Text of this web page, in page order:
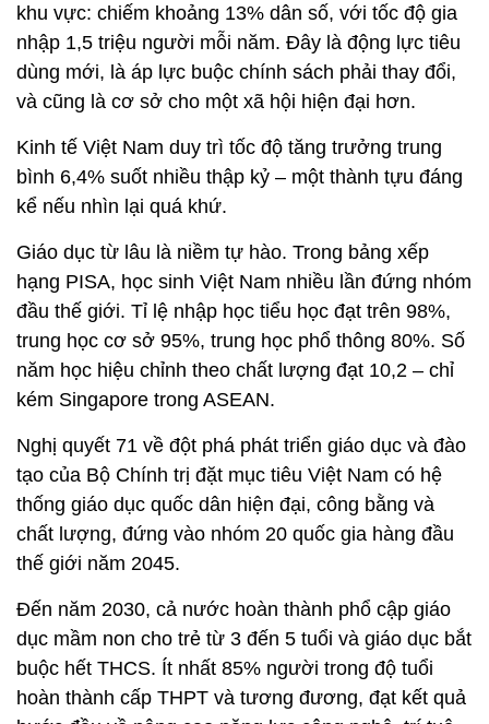
khu vực: chiếm khoảng 13% dân số, với tốc độ gia
nhập 1,5 triệu người mỗi năm. Đây là động lực tiêu
dùng mới, là áp lực buộc chính sách phải thay đổi,
và cũng là cơ sở cho một xã hội hiện đại hơn.
Kinh tế Việt Nam duy trì tốc độ tăng trưởng trung
bình 6,4% suốt nhiều thập kỷ – một thành tựu đáng
kể nếu nhìn lại quá khứ.
Giáo dục từ lâu là niềm tự hào. Trong bảng xếp
hạng PISA, học sinh Việt Nam nhiều lần đứng nhóm
đầu thế giới. Tỉ lệ nhập học tiểu học đạt trên 98%,
trung học cơ sở 95%, trung học phổ thông 80%. Số
năm học hiệu chỉnh theo chất lượng đạt 10,2 – chỉ
kém Singapore trong ASEAN.
Nghị quyết 71 về đột phá phát triển giáo dục và đào
tạo của Bộ Chính trị đặt mục tiêu Việt Nam có hệ
thống giáo dục quốc dân hiện đại, công bằng và
chất lượng, đứng vào nhóm 20 quốc gia hàng đầu
thế giới năm 2045.
Đến năm 2030, cả nước hoàn thành phổ cập giáo
dục mầm non cho trẻ từ 3 đến 5 tuổi và giáo dục bắt
buộc hết THCS. Ít nhất 85% người trong độ tuổi
hoàn thành cấp THPT và tương đương, đạt kết quả